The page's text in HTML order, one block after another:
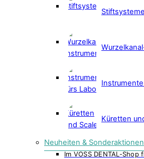
Stiftsysteme
Küretten
Neuheiten & Sonderaktionen
Im VOSS DENTAL-Shop